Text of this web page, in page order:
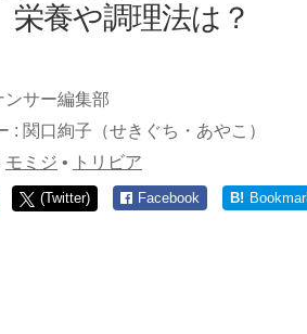
養や調理法は？
ンサー編集部
: 関口絢子（せきぐち・あやこ）
モミジ • トリビア
(Twitter) Facebook B!